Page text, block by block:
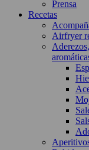
Prensa
Recetas
Airfryer